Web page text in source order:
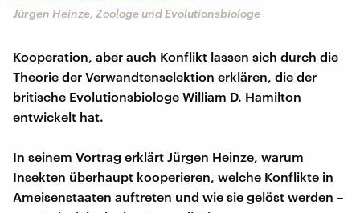
Jürgen Heinze, Zoologe und Evolutionsbiologe
Kooperation, aber auch Konflikt lassen sich durch die
Theorie der Verwandtenselektion erklären, die der
britische Evolutionsbiologe William D. Hamilton
entwickelt hat.
In seinem Vortrag erklärt Jürgen Heinze, warum
Insekten überhaupt kooperieren, welche Konflikte in
Ameisenstaaten auftreten und wie sie gelöst werden –